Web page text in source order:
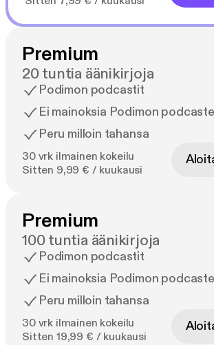
Premium
20 tuntia äänikirjoja
Podimon podcastit
Ei mainoksia Podimon
Peru milloin tahansa
30 vrk ilmainen kokeilu
Sitten 9,99 € / kuukausi
Premium
100 tuntia äänikirjoja
Podimon podcastit
Ei mainoksia Podimon
Peru milloin tahansa
30 vrk ilmainen kokeilu
Sitten 19,99 € / kuukausi